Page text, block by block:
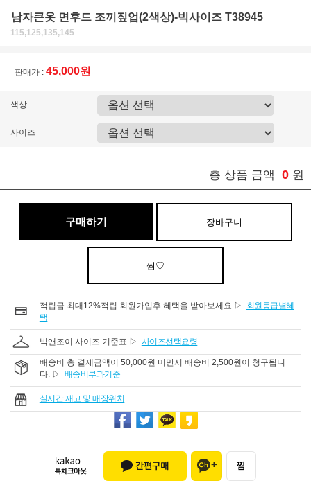
남자큰옷 면후드 조끼짚업(2색상)-빅사이즈 T38945
115,125,135,145
판매가 : 45,000원
색상
사이즈
총 상품 금액 0 원
구매하기 장바구니
찜♡
적립금 최대12%적립 회원가입후 혜택을 받아보세요 ▷
회원등급별혜
택
빅앤조이 사이즈 기준표 ▷ 사이즈선택요령
배송비 총 결제금액이 50,000원 미만시 배송비 2,500원이 청구됩니
다. ▷ 배송비부과기준
실시간 재고 및 매장위치